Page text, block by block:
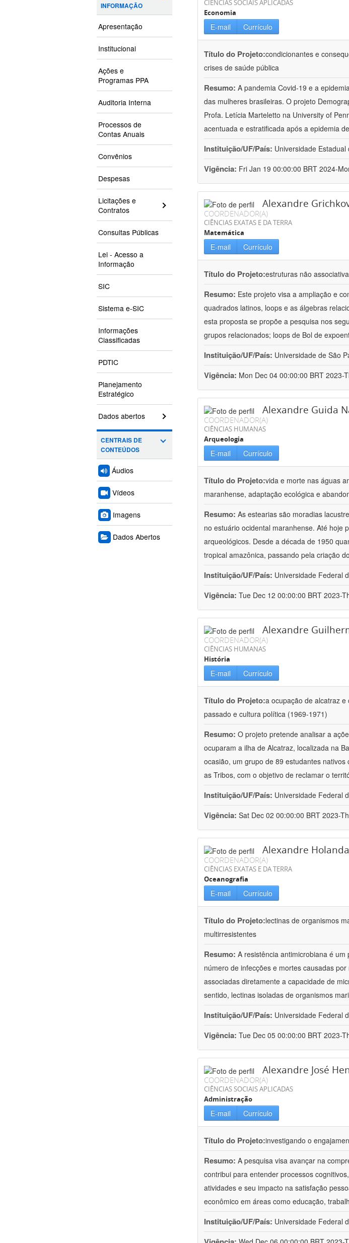
INFORMAÇÃO
Apresentação
Institucional
Ações e
Programas PPA
Auditoria Interna
Processos de
Contas Anuais
Convênios
Despesas
Licitações e
Contratos
Consultas Públicas
Lei - Acesso a
Informação
SIC
Sistema e-SIC
Informações
Classificadas
PDTIC
Planejamento
Estratégico
Dados abertos
CENTRAIS DE
CONTEÚDOS
Áudios
Vídeos
Imagens
Dados Abertos
CIÊNCIAS SOCIAIS APLICADAS
Economia
E-mail Currículo
Título do Projeto:condicionantes e
crises de saúde pública
Resumo: A pandemia Covid-19 e a
das mulheres brasileiras. O projeto
Profa. Letícia Marteletto na University of
acentuada e estratificada após a epidemia
Instituição/UF/País: Universidade
Vigência: Fri Jan 19 00:00:00 BRT 2024-
Alexandre
COORDENADOR(A)
CIÊNCIAS EXATAS E DA TERRA
Matemática
E-mail Currículo
Título do Projeto:estruturas não
Resumo: Este projeto visa a ampliação e
quadrados latinos, loops e as álgebras
esta proposta se propõe a pesquisa nos
grupos relacionados; loops de Bol de
Instituição/UF/País: Universidade de São
Vigência: Mon Dec 04 00:00:00 BRT 2023-
Alexandre Guida
COORDENADOR(A)
CIÊNCIAS HUMANAS
Arqueologia
E-mail Currículo
Título do Projeto:vida e morte nas águas
maranhense, adaptação ecológica e
Resumo: As estearias são moradias
no estuário ocidental maranhense. Até hoje
arqueológicos. Desde a década de 1950
tropical amazônica, passando pela criação
Instituição/UF/País: Universidade Federal
Vigência: Tue Dec 12 00:00:00 BRT 2023-
Alexandre
COORDENADOR(A)
CIÊNCIAS HUMANAS
História
E-mail Currículo
Título do Projeto:a ocupação de alcatraz
passado e cultura política (1969-1971)
Resumo: O projeto pretende analisar a
ocuparam a ilha de Alcatraz, localizada na
ocasião, um grupo de 89 estudantes
as Tribos, com o objetivo de reclamar o
Instituição/UF/País: Universidade Federal
Vigência: Sat Dec 02 00:00:00 BRT 2023-
Alexandre
COORDENADOR(A)
CIÊNCIAS EXATAS E DA TERRA
Oceanografia
E-mail Currículo
Título do Projeto:lectinas de organismos
multirresistentes
Resumo: A resistência antimicrobiana é
número de infecções e mortes causadas
associadas diretamente a capacidade de
sentido, lectinas isoladas de organismos
Instituição/UF/País: Universidade Federal
Vigência: Tue Dec 05 00:00:00 BRT 2023-
Alexandre José
COORDENADOR(A)
CIÊNCIAS SOCIAIS APLICADAS
Administração
E-mail Currículo
Título do Projeto:investigando o
Resumo: A pesquisa visa avançar na
contribui para entender processos
atividades e seu impacto na satisfação
econômico em áreas como educação,
Instituição/UF/País: Universidade Federal